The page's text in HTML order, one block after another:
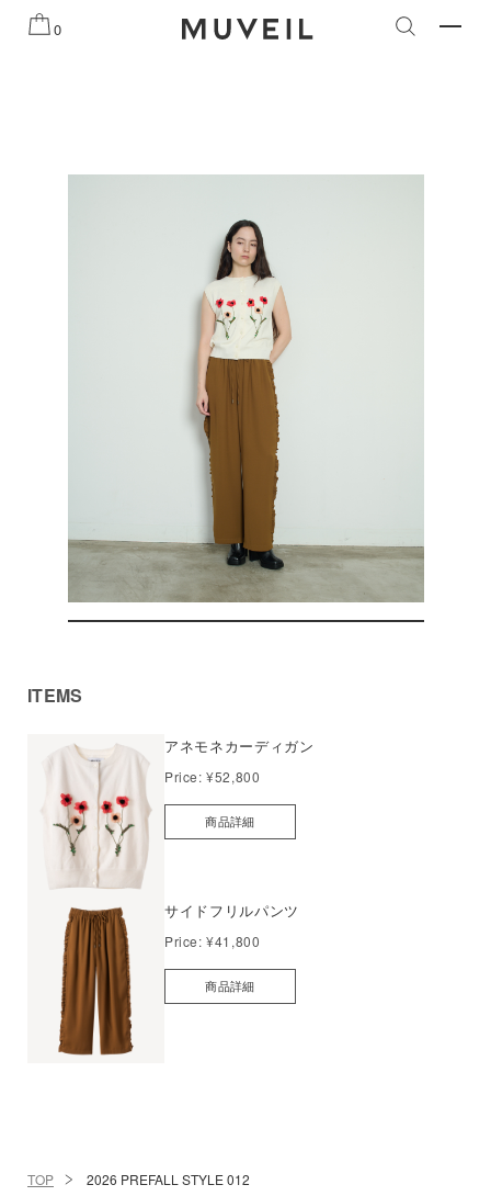
らせ 2026 AUTUMN WINTER COLLECTION 2026
0
ITEMS
アネモネカーディガン
Price:¥52,800
商品詳細
サイドフリルパンツ
Price:¥41,800
商品詳細
TOP 2026 PREFALL STYLE 012